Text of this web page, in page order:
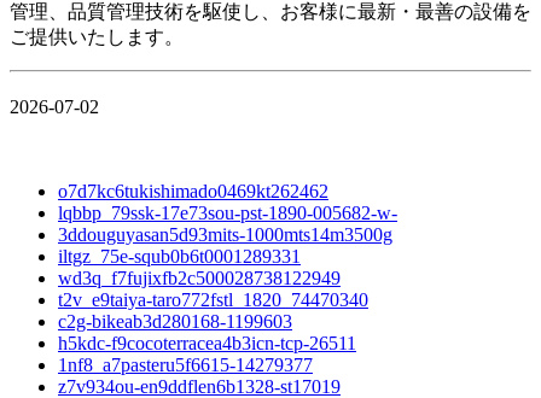
管理、品質管理技術を駆使し、お客様に最新・最善の設備を
ご提供いたします。
2026-07-02
o7d7kc6tukishimado0469kt262462
lqbbp_79ssk-17e73sou-pst-1890-005682-w-
3ddouguyasan5d93mits-1000mts14m3500g
iltgz_75e-squb0b6t0001289331
wd3q_f7fujixfb2c500028738122949
t2v_e9taiya-taro772fstl_1820_74470340
c2g-bikeab3d280168-1199603
h5kdc-f9cocoterracea4b3icn-tcp-26511
1nf8_a7pasteru5f6615-14279377
z7v934ou-en9ddflen6b1328-st17019